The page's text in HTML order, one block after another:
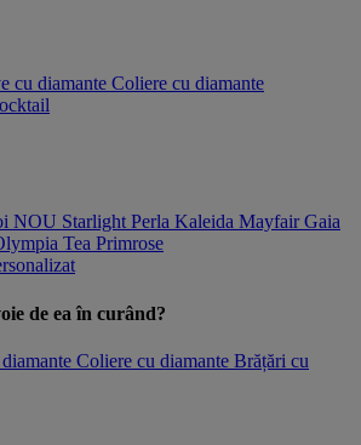
cu diamante Coliere cu diamante
NOU Starlight Perla Kaleida MayfairGaia
Tea Primrose
de ea în curând?
Coliere cu diamante Brățări cu